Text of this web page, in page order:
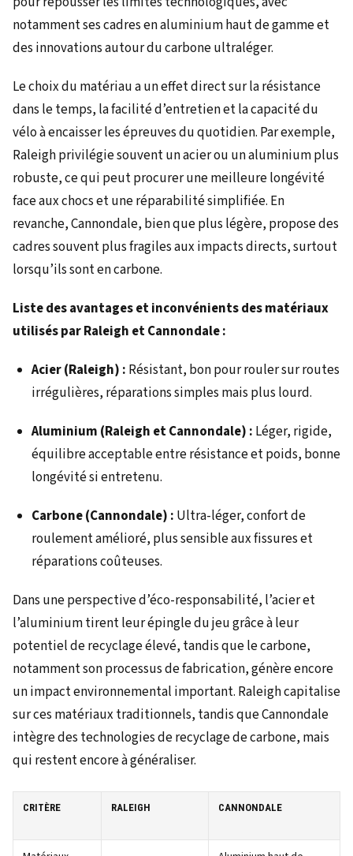
notamment ses cadres en aluminium haut de gamme et
des innovations autour du carbone ultraléger.
Le choix du matériau a un effet direct sur la résistance
dans le temps, la facilité d’entretien et la capacité du
vélo à encaisser les épreuves du quotidien. Par exemple,
Raleigh privilégie souvent un acier ou un aluminium plus
robuste, ce qui peut procurer une meilleure longévité
face aux chocs et une réparabilité simplifiée. En
revanche, Cannondale, bien que plus légère, propose des
cadres souvent plus fragiles aux impacts directs, surtout
lorsqu’ils sont en carbone.
Liste des avantages et inconvénients des matériaux
utilisés par Raleigh et Cannondale :
Acier (Raleigh) : Résistant, bon pour rouler sur routes
irrégulières, réparations simples mais plus lourd.
Aluminium (Raleigh et Cannondale) : Léger, rigide,
équilibre acceptable entre résistance et poids, bonne
longévité si entretenu.
Carbone (Cannondale) : Ultra-léger, confort de
roulement amélioré, plus sensible aux fissures et
réparations coûteuses.
Dans une perspective d’éco-responsabilité, l’acier et
l’aluminium tirent leur épingle du jeu grâce à leur
potentiel de recyclage élevé, tandis que le carbone,
notamment son processus de fabrication, génère encore
un impact environnemental important. Raleigh capitalise
sur ces matériaux traditionnels, tandis que Cannondale
intègre des technologies de recyclage de carbone, mais
qui restent encore à généraliser.
CRITÈRE RALEIGH CANNONDALE